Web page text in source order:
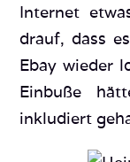
Internet
drauf, dass
Ebay wieder
Einbuße
inkludiert